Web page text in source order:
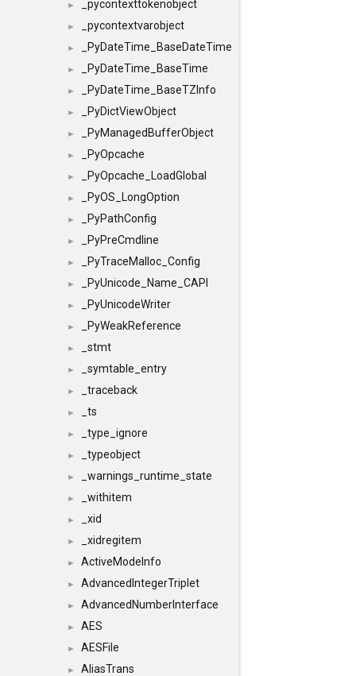
► _pycontexttokenobject
► _pycontextvarobject
► _PyDateTime_BaseDateTime
► _PyDateTime_BaseTime
► _PyDateTime_BaseTZInfo
► _PyDictViewObject
► _PyManagedBufferObject
► _PyOpcache
► _PyOpcache_LoadGlobal
► _PyOS_LongOption
► _PyPathConfig
► _PyPreCmdline
► _PyTraceMalloc_Config
► _PyUnicode_Name_CAPI
► _PyUnicodeWriter
► _PyWeakReference
► _stmt
► _symtable_entry
► _traceback
► _ts
► _type_ignore
► _typeobject
► _warnings_runtime_state
► _withitem
► _xid
► _xidregitem
► ActiveModeInfo
► AdvancedIntegerTriplet
► AdvancedNumberInterface
► AES
► AESFile
► AliasTrans